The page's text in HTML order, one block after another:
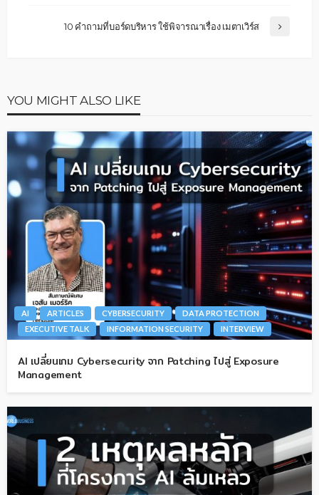
10 คำถามที่บอร์ดบริหาร ใช้พิจารณาเรื่อง เมตาเวิร์ส
YOU MIGHT ALSO LIKE
AI ARTICLES CYBERSECURITY
DATA PROTECTION
EXECUTIVE TALK
INFORMATION SECURITY INTERVIEW
AI เปลี่ยนเกม Cybersecurity จาก Patching ไปสู่ Exposure
Management